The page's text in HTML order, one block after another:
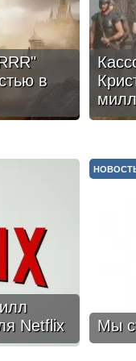
в
Netflix
Мы